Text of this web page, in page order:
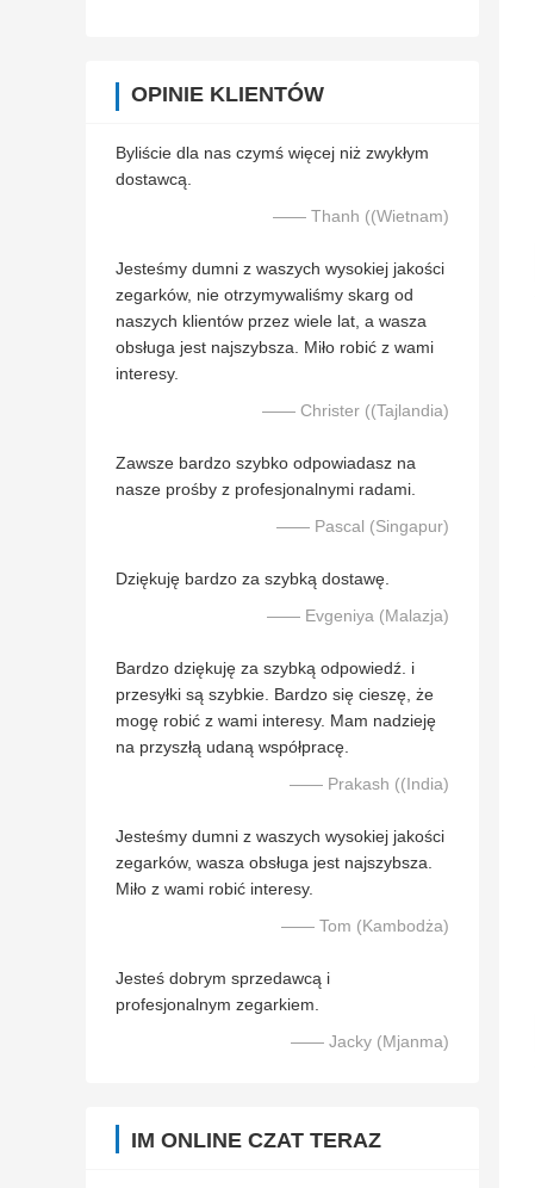
OPINIE KLIENTÓW
Byliście dla nas czymś więcej niż zwykłym
dostawcą.
—— Thanh ((Wietnam)
Jesteśmy dumni z waszych wysokiej jakości
zegarków, nie otrzymywaliśmy skarg od
naszych klientów przez wiele lat, a wasza
obsługa jest najszybsza. Miło robić z wami
interesy.
—— Christer ((Tajlandia)
Zawsze bardzo szybko odpowiadasz na
nasze prośby z profesjonalnymi radami.
—— Pascal (Singapur)
Dziękuję bardzo za szybką dostawę.
—— Evgeniya (Malazja)
Bardzo dziękuję za szybką odpowiedź. i
przesyłki są szybkie. Bardzo się cieszę, że
mogę robić z wami interesy. Mam nadzieję
na przyszłą udaną współpracę.
—— Prakash ((India)
Jesteśmy dumni z waszych wysokiej jakości
zegarków, wasza obsługa jest najszybsza.
Miło z wami robić interesy.
—— Tom (Kambodża)
Jesteś dobrym sprzedawcą i
profesjonalnym zegarkiem.
—— Jacky (Mjanma)
IM ONLINE CZAT TERAZ